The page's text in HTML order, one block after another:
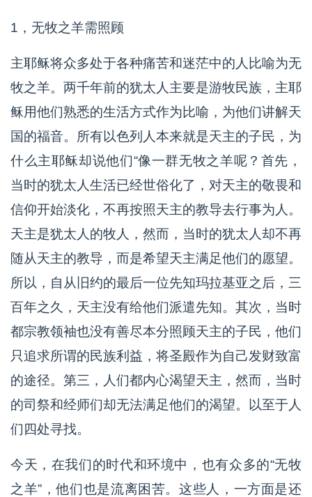
1，无牧之羊需照顾
主耶稣将众多处于各种痛苦和迷茫中的人比喻为无
牧之羊。两千年前的犹太人主要是游牧民族，主耶
稣用他们熟悉的生活方式作为比喻，为他们讲解天
国的福音。所有以色列人本来就是天主的子民，为
什么主耶稣却说他们“像一群无牧之羊呢？首先，
当时的犹太人生活已经世俗化了，对天主的敬畏和
信仰开始淡化，不再按照天主的教导去行事为人。
天主是犹太人的牧人，然而，当时的犹太人却不再
随从天主的教导，而是希望天主满足他们的愿望。
所以，自从旧约的最后一位先知玛拉基亚之后，三
百年之久，天主没有给他们派遣先知。其次，当时
都宗教领袖也没有善尽本分照顾天主的子民，他们
只追求所谓的民族利益，将圣殿作为自己发财致富
的途径。第三，人们都内心渴望天主，然而，当时
的司祭和经师们却无法满足他们的渴望。以至于人
们四处寻找。
今天，在我们的时代和环境中，也有众多的“无牧
之羊”，他们也是流离困苦。这些人，一方面是还